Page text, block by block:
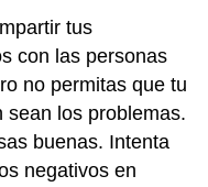
tus
con las personas
no permitas que tu
sean los problemas.
buenas. Intenta
negativos en